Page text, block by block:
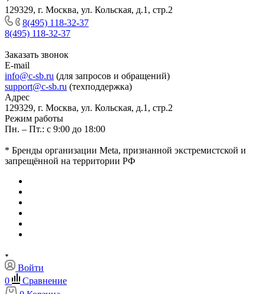
129329, г. Москва, ул. Кольская, д.1, стр.2
8(495) 118-32-37
8(495) 118-32-37
Заказать звонок
E-mail
info@c-sb.ru (для запросов и обращений)
support@c-sb.ru (техподдержка)
Адрес
129329, г. Москва, ул. Кольская, д.1, стр.2
Режим работы
Пн. – Пт.: с 9:00 до 18:00
* Бренды организации Meta, признанной экстремистской и
запрещённой на территории РФ
Войти
0
Сравнение